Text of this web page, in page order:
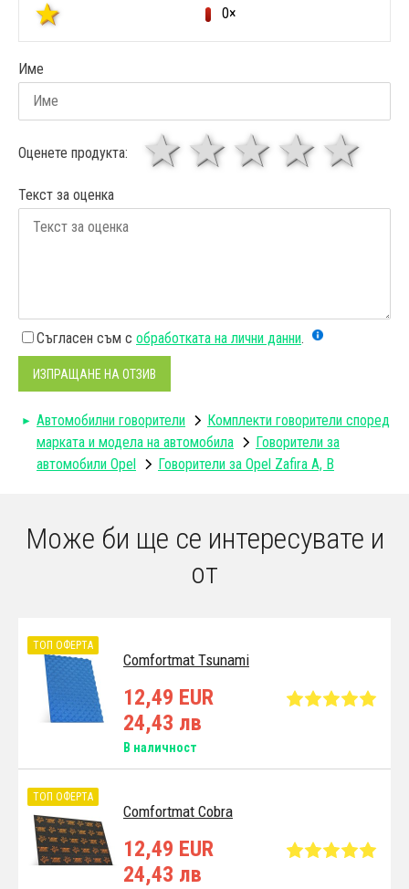
0×
Име
Оценете продукта: 4
3
звезди
1 звезда
Текст за оценка
Съгласен съм с обработката на лични данни.
ИЗПРАЩАНЕ НА ОТЗИВ
Автомобилни говорители
Комплекти говорители според
марката и модела на автомобила
Говорители за
автомобили Opel
Говорители за Opel Zafira A, B
Може би ще се интересувате и
от
Comfortmat Tsunami
ТОП ОФЕРТА
12,49 EUR
24,43 лв
В наличност
Comfortmat Cobra
ТОП ОФЕРТА
12,49 EUR
24,43 лв